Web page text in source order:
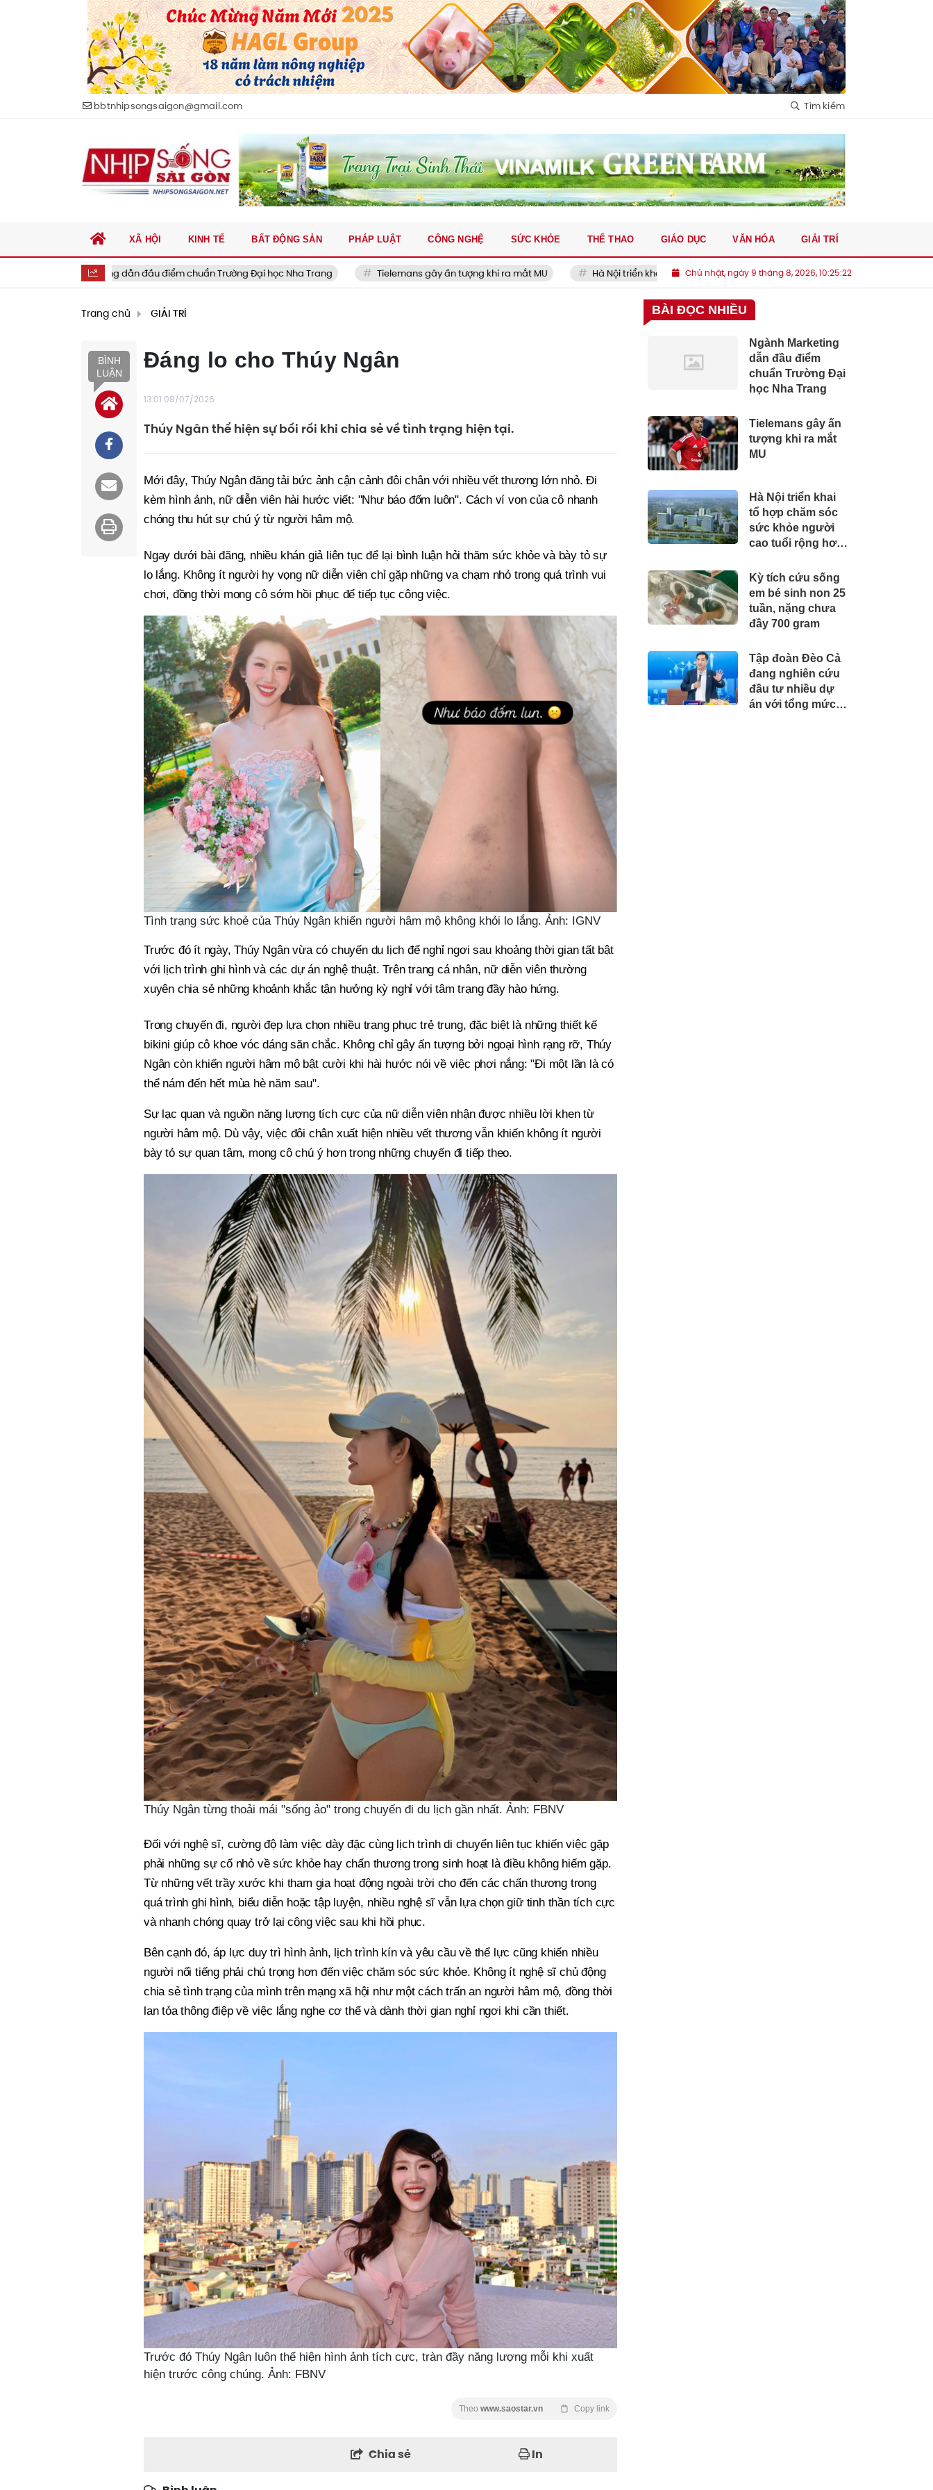
bbtnhipsongsaigon@gmail.com Tìm kiếm
dẫn đầu điểm chuẩn Trường Đại học Nha Trang Tielemans gây ấn tượng khi ra mắt MU Hà Nội triển khai tổ hợp chăm sóc sức khỏe người cao tuổi rộng hơn 9ha
Chủ nhật, ngày 9 tháng 8, 2026, 10:25:24
XÃ HỘI KINH TẾ BẤT ĐỘNG SẢN PHÁP LUẬT CÔNG NGHỆ SỨC KHỎE THỂ THAO GIÁO DỤC VĂN HÓA GIẢI TRÍ
Trang chủ GIẢI TRÍ
BÌNH
LUẬN
Đáng lo cho Thúy Ngân
13:01 08/07/2026
Thúy Ngân thể hiện sự bối rối khi chia sẻ về tình trạng hiện tại.
Mới đây, Thúy Ngân đăng tải bức ảnh cận cảnh đôi chân với nhiều vết thương lớn nhỏ. Đi
kèm hình ảnh, nữ diễn viên hài hước viết: "Như báo đốm luôn". Cách ví von của cô nhanh
chóng thu hút sự chú ý từ người hâm mộ.
Ngay dưới bài đăng, nhiều khán giả liên tục để lại bình luận hỏi thăm sức khỏe và bày tỏ sự
lo lắng. Không ít người hy vọng nữ diễn viên chỉ gặp những va chạm nhỏ trong quá trình vui
chơi, đồng thời mong cô sớm hồi phục để tiếp tục công việc.
Tình trạng sức khoẻ của Thúy Ngân khiến người hâm mộ không khỏi lo lắng. Ảnh: IGNV
Trước đó ít ngày, Thúy Ngân vừa có chuyến du lịch để nghỉ ngơi sau khoảng thời gian tất bật
với lịch trình ghi hình và các dự án nghệ thuật. Trên trang cá nhân, nữ diễn viên thường
xuyên chia sẻ những khoảnh khắc tận hưởng kỳ nghỉ với tâm trạng đầy hào hứng.
Trong chuyến đi, người đẹp lựa chọn nhiều trang phục trẻ trung, đặc biệt là những thiết kế
bikini giúp cô khoe vóc dáng săn chắc. Không chỉ gây ấn tượng bởi ngoại hình rạng rỡ, Thúy
Ngân còn khiến người hâm mộ bật cười khi hài hước nói về việc phơi nắng: "Đi một lần là có
thể nám đến hết mùa hè năm sau".
Sự lạc quan và nguồn năng lượng tích cực của nữ diễn viên nhận được nhiều lời khen từ
người hâm mộ. Dù vậy, việc đôi chân xuất hiện nhiều vết thương vẫn khiến không ít người
bày tỏ sự quan tâm, mong cô chú ý hơn trong những chuyến đi tiếp theo.
Thúy Ngân từng thoải mái "sống ảo" trong chuyến đi du lịch gần nhất. Ảnh: FBNV
Đối với nghệ sĩ, cường độ làm việc dày đặc cùng lịch trình di chuyển liên tục khiến việc gặp
phải những sự cố nhỏ về sức khỏe hay chấn thương trong sinh hoạt là điều không hiếm gặp.
Từ những vết trầy xước khi tham gia hoạt động ngoài trời cho đến các chấn thương trong
quá trình ghi hình, biểu diễn hoặc tập luyện, nhiều nghệ sĩ vẫn lựa chọn giữ tinh thần tích cực
và nhanh chóng quay trở lại công việc sau khi hồi phục.
Bên cạnh đó, áp lực duy trì hình ảnh, lịch trình kín và yêu cầu về thể lực cũng khiến nhiều
người nổi tiếng phải chú trọng hơn đến việc chăm sóc sức khỏe. Không ít nghệ sĩ chủ động
chia sẻ tình trạng của mình trên mạng xã hội như một cách trấn an người hâm mộ, đồng thời
lan tỏa thông điệp về việc lắng nghe cơ thể và dành thời gian nghỉ ngơi khi cần thiết.
Trước đó Thúy Ngân luôn thể hiện hình ảnh tích cực, tràn đầy năng lượng mỗi khi xuất
hiện trước công chúng. Ảnh: FBNV
Theo www.saostar.vn Copy link
Chia sẻ In
BÀI ĐỌC NHIỀU
Ngành Marketing
dẫn đầu điểm
chuẩn Trường Đại
học Nha Trang
Tielemans gây ấn
tượng khi ra mắt
MU
Hà Nội triển khai
tổ hợp chăm sóc
sức khỏe người
cao tuổi rộng hơn
Kỳ tích cứu sống
em bé sinh non 25
tuần, nặng chưa
đầy 700 gram
Tập đoàn Đèo Cả
đang nghiên cứu
đầu tư nhiều dự
án với tổng mức